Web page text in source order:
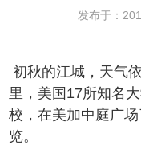
发布于：
初秋的江城，天气
里，美国17所知名
校，在美加中庭广
览。